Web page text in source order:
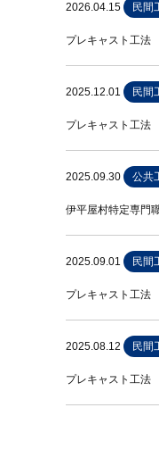
2026.04.15 民間
プレキャスト工
2025.12.01 民間
プレキャスト工
2025.09.30 公共
伊平屋村特定専門
2025.09.01 民間
プレキャスト工
2025.08.12 民間
プレキャスト工